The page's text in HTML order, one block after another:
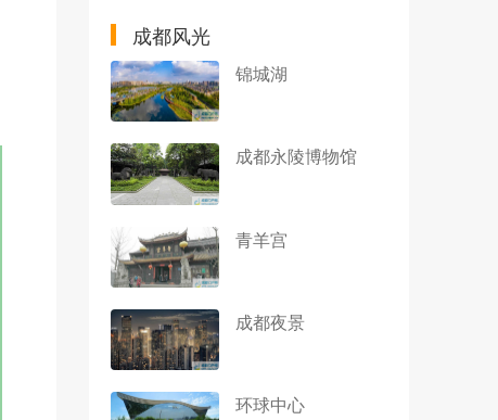
成都风光
锦城湖
成都永陵博物馆
青羊宫
成都夜景
环球中心